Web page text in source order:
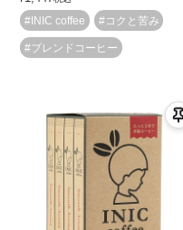
#INIC coffee #コクと苦み
#ブレンドコーヒー